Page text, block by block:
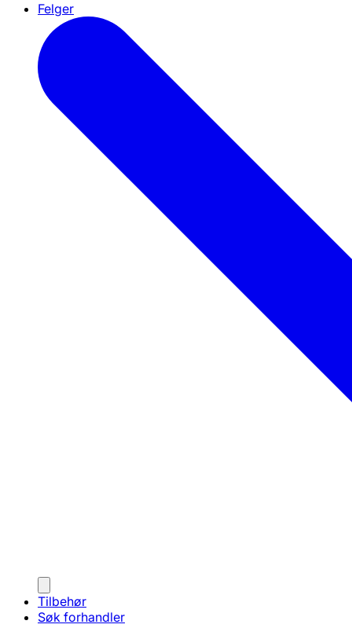
Felger
Tilbehør
Søk forhandler